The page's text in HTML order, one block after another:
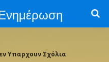
Υπαρχουν Σχόλια